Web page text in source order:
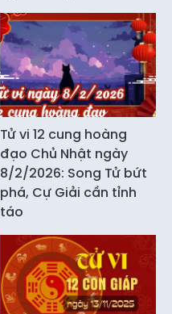
Tử vi 12 cung hoàng
đạo Chủ Nhật ngày
8/2/2026: Song Tử bứt
phá, Cự Giải cần tỉnh
táo